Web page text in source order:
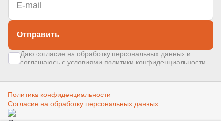
Политика конфиденциальности
Согласие на обработку персональных данных
Отправить
Даю согласие на обработку персональных данных и
соглашаюсь с условиями политики конфиденциальности